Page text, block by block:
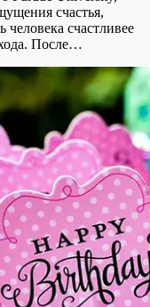
счастья,
человека счастливее
После…